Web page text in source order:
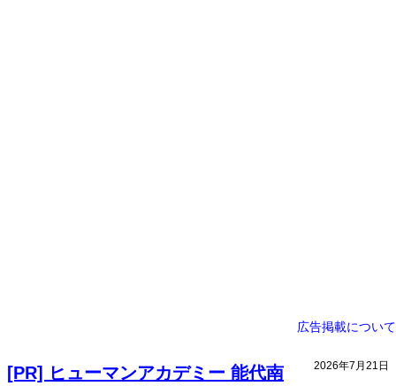
広告掲載について
2026年7月21日
[PR] ヒューマンアカデミー 能代南